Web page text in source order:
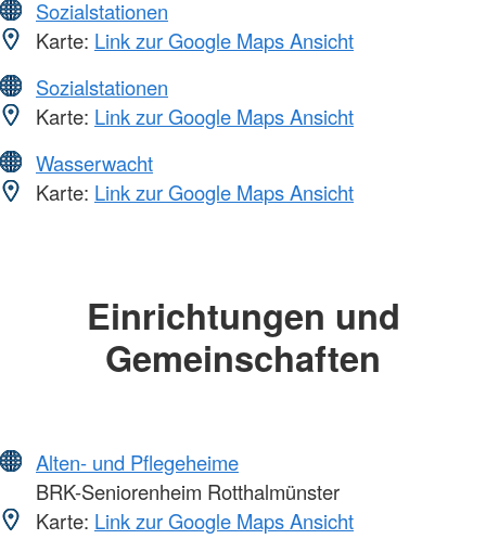
Sozialstationen
Karte: Link zur Google Maps Ansicht
Sozialstationen
Karte: Link zur Google Maps Ansicht
Wasserwacht
Karte: Link zur Google Maps Ansicht
Einrichtungen und
Gemeinschaften
Alten- und Pflegeheime
BRK-Seniorenheim Rotthalmünster
Karte: Link zur Google Maps Ansicht